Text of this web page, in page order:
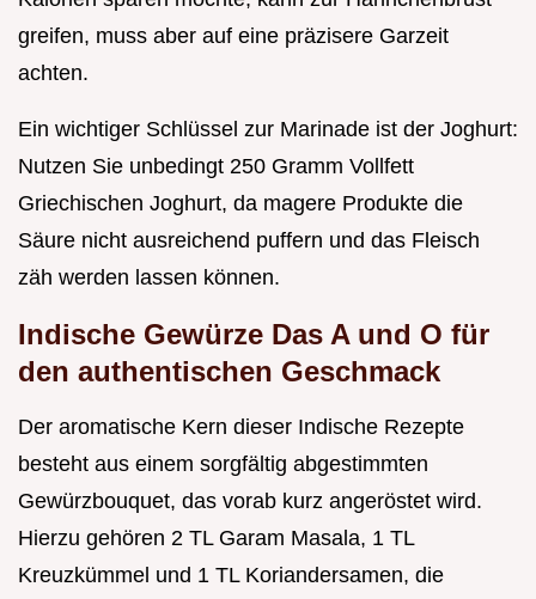
greifen, muss aber auf eine präzisere Garzeit
achten.
Ein wichtiger Schlüssel zur Marinade ist der Joghurt:
Nutzen Sie unbedingt 250 Gramm Vollfett
Griechischen Joghurt, da magere Produkte die
Säure nicht ausreichend puffern und das Fleisch
zäh werden lassen können.
Indische Gewürze Das A und O für
den authentischen Geschmack
Der aromatische Kern dieser Indische Rezepte
besteht aus einem sorgfältig abgestimmten
Gewürzbouquet, das vorab kurz angeröstet wird.
Hierzu gehören 2 TL Garam Masala, 1 TL
Kreuzkümmel und 1 TL Koriandersamen, die